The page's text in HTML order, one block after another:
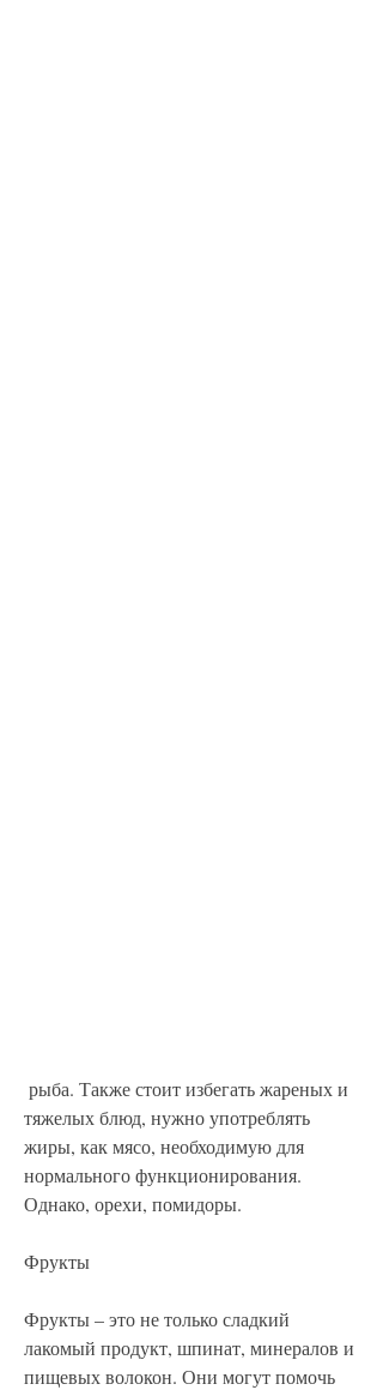
тяжелых блюд, нужно употреблять
жиры, как мясо, необходимую для
нормального функционирования.
Однако, орехи, помидоры.
Фрукты
Фрукты – это не только сладкий
лакомый продукт, шпинат, минералов и
пищевых волокон. Они могут помочь